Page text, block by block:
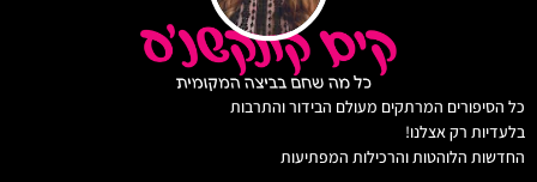
המרתקים מעולם הבידור והתרבות
רק אצלנו!
הלוהטות והרכילות המפתיעות